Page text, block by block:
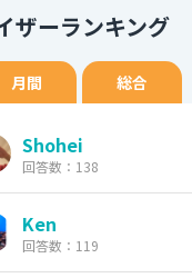
ザーランキング
月間 総合
Shohei
回答数：138
Ken
回答数：119